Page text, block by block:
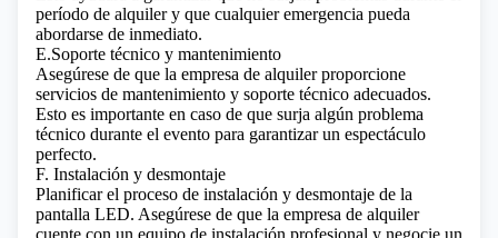
período de alquiler y que cualquier emergencia pueda
abordarse de inmediato.
E.Soporte técnico y mantenimiento
Asegúrese de que la empresa de alquiler proporcione
servicios de mantenimiento y soporte técnico adecuados.
Esto es importante en caso de que surja algún problema
técnico durante el evento para garantizar un espectáculo
perfecto.
F. Instalación y desmontaje
Planificar el proceso de instalación y desmontaje de la
pantalla LED. Asegúrese de que la empresa de alquiler
cuente con un equipo de instalación profesional y negocie un